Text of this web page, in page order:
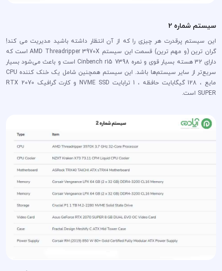
سیستم شماره 2
این سیستم پرقدرت هر چیزی را که از آن انتظار داشته باشید مدیریت می کند!
گران ترین (و مهم ترین) قسمت این سیستم AMD Threadripper 3970X است که
دارای 32 هسته بسیار قوی و نمره Cinbench r15 7398 است و باعث می‌شود بسیار
سریع‌تر از سایر سیستم‌ها باشد. این سیستم همچنین شامل یک خنک کننده CPU
مایع ، 128 گیگابایت حافظه ، 1 ترابایت NVME SSD و کارت گرافیک RTX 2070
SUPER است.